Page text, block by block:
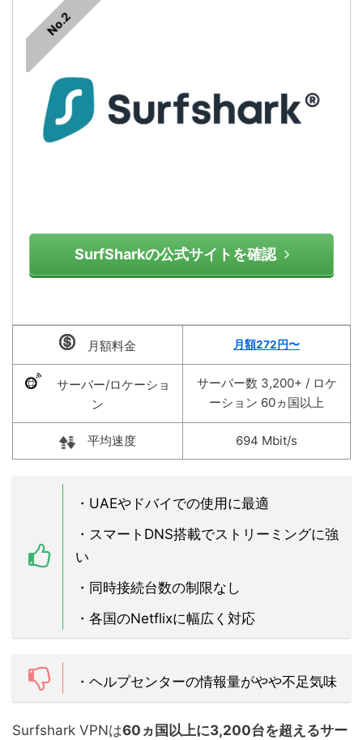
No.2
SurfSharkの公式サイトを確認
月額料金 月額272円〜
サーバー/ロケーショ
ン
サーバー数 3,200+ / ロケ
ーション 60ヵ国以上
平均速度 694 Mbit/s
・UAEやドバイでの使用に最適
・ スマートDNS搭載でストリーミングに強
い
・ 同時接続台数の制限なし
・各国のNetflixに幅広く対応
・ヘルプセンターの情報量がやや不足気味
Surfshark VPNは60ヵ国以上に3,200台を超えるサー